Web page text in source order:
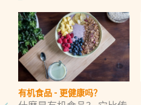
有机食品 - 更健康吗？